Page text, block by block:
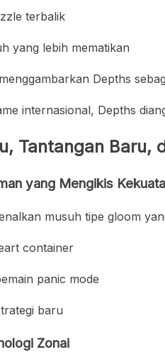
terbalik
yang lebih mematikan
Depths
internasional, Depths
Tantangan Baru,
yang Mengikis
musuh tipe gloom
container
panic mode
baru
Zonai